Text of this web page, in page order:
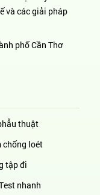
và các giải pháp
phố Cần Thơ
thuật
chống loét
tập đi
nhanh